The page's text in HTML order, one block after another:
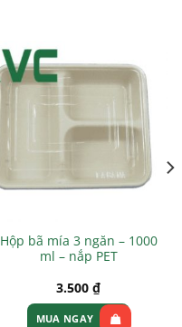
Hộp bã mía 3 ngăn – 1000
ml – nắp PET
3.500 ₫
MUA NGAY